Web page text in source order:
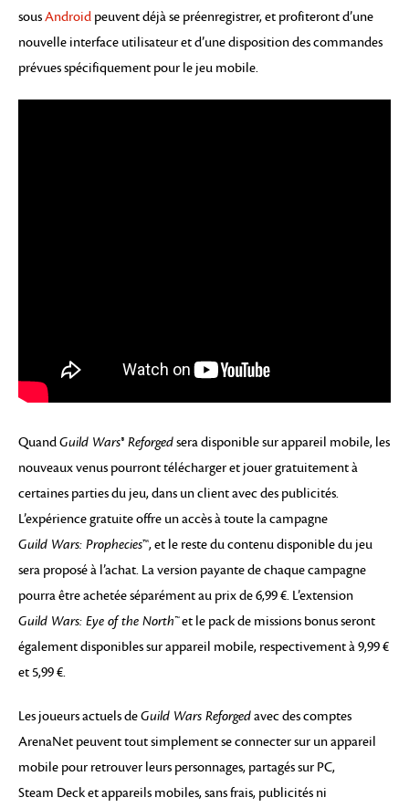
sousAndroid peuvent déjà se préenregistrer, et profiteront d’une
nouvelle interface utilisateur et d’une disposition des commandes
prévues spécifiquement pour le jeu mobile.
QuandGuild Wars® Reforgedsera disponible sur appareil mobile, les
nouveaux venus pourront télécharger et jouer gratuitement à
certaines parties du jeu, dans un client avec des publicités.
L’expérience gratuite offre un accès à toute la campagne
Guild Wars: Prophecies™, et le reste du contenu disponible du jeu
sera proposé à l’achat. La version payante de chaque campagne
pourra être achetée séparément au prix de 6,99 €. L’extension
Guild Wars: Eye of the North™et le pack de missions bonus seront
également disponibles sur appareil mobile, respectivement à 9,99 €
et 5,99 €.
Les joueurs actuels deGuild Wars Reforgedavec des comptes
ArenaNet peuvent tout simplement se connecter sur un appareil
mobile pour retrouver leurs personnages, partagés sur PC,
Steam Deck et appareils mobiles, sans frais, publicités ni